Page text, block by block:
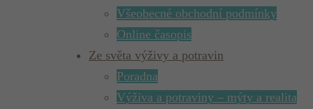
Všeobecné obchodní podmínky
Online časopis
Ze světa výživy a potravin
Poradna
Výživa a potraviny – mýty a realita